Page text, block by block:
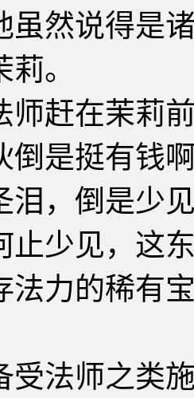
说得是诸
。
在茉莉前
倒是挺有钱
泪，倒是少
见，这东
法力的稀有
师之类施